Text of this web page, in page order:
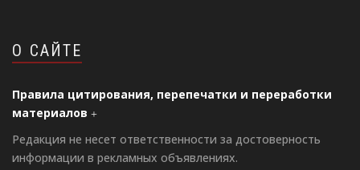
О САЙТЕ
Правила цитирования, перепечатки и переработки
материалов
Редакция не несет ответственности за достоверность
информации в рекламных объявлениях.